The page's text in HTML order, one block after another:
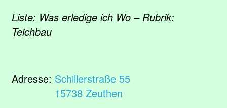
Liste: Was erledige ich Wo – Rubrik:
Teichbau
Adresse: Schillerstraße 55
15738 Zeuthen